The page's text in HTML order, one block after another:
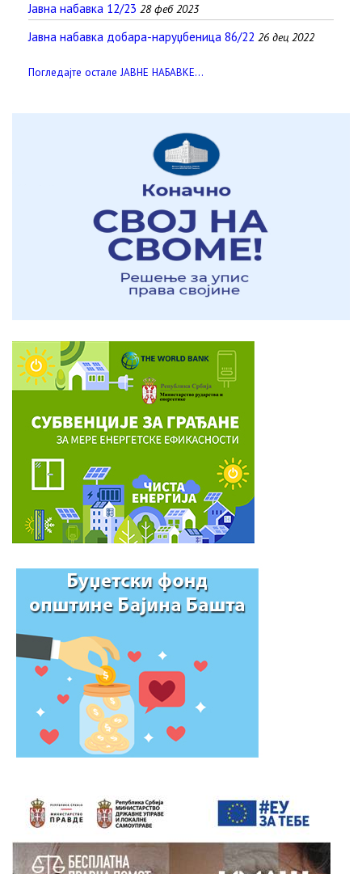
Јавна набавка 12/23 28 феб 2023
Јавна набавка добара-наруџбеница 86/22 26 дец 2022
Погледајте остале ЈАВНЕ НАБАВКЕ...